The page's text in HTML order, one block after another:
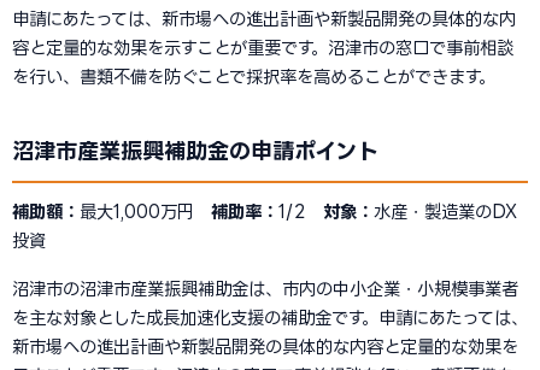
申請にあたっては、新市場への進出計画や新製品開発の具体的な内
容と定量的な効果を示すことが重要です。沼津市の窓口で事前相談
を行い、書類不備を防ぐことで採択率を高めることができます。
沼津市産業振興補助金の申請ポイント
補助額： 最大1,000万円 補助率： 1/2 対象： 水産・製造業のDX
投資
沼津市の沼津市産業振興補助金は、市内の中小企業・小規模事業者
を主な対象とした成長加速化支援の補助金です。申請にあたっては、
新市場への進出計画や新製品開発の具体的な内容と定量的な効果を